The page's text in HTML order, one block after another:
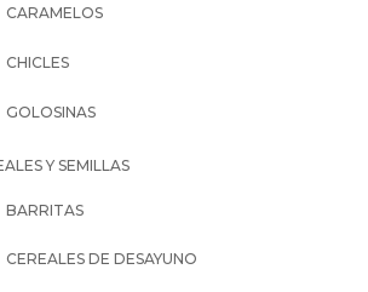
CARAMELOS
CHICLES
GOLOSINAS
Y SEMILLAS
BARRITAS
CEREALES DE DESAYUNO